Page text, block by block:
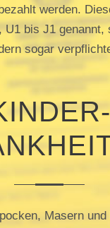
werden.
U1 bis J1 genannt,
sogar
Masern und